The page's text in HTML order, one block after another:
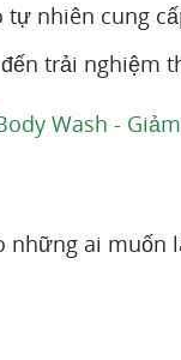
nhiên cung
trải nghiệm
Wash -
ai